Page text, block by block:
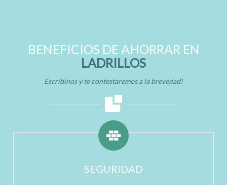
BENEFICIOS DE AHORRAR EN
LADRILLOS
Escribinos y te contestaremos a la brevedad!
SEGURIDAD